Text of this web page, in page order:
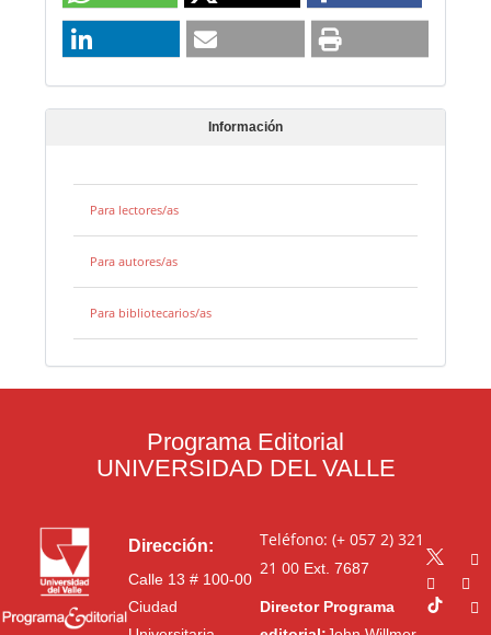
Información
Para lectores/as
Para autores/as
Para bibliotecarios/as
Programa Editorial
UNIVERSIDAD DEL VALLE
Dirección:
Calle 13 # 100-00
Ciudad
Teléfono: (+ 057 2) 321
21 00Ext. 7687
Director Programa